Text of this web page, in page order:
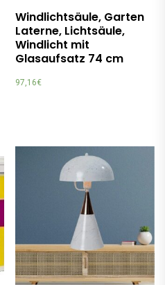
Windlichtsäule, Garten
Laterne, Lichtsäule,
Windlicht mit
Glasaufsatz 74 cm
97,16€